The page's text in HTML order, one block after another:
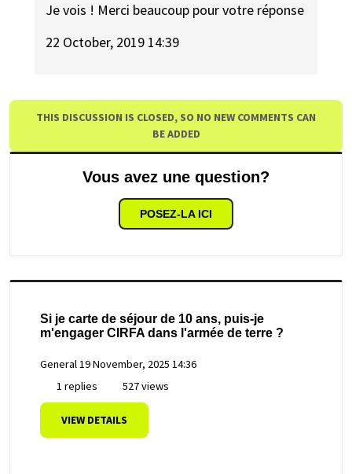
Je vois ! Merci beaucoup pour votre réponse
22 October, 2019 14:39
THIS DISCUSSION IS CLOSED, SO NO NEW COMMENTS CAN
BE ADDED
Vous avez une question?
POSEZ-LA ICI
Si je carte de séjour de 10 ans, puis-je
m'engager CIRFA dans l'armée de terre ?
General19 November, 2025 14:36
1 replies
527 views
VIEW DETAILS